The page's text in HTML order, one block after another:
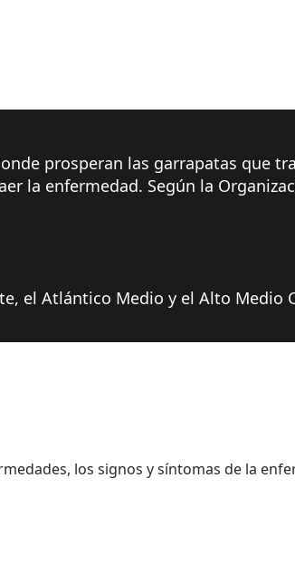
prosperan las garrapatas que
la enfermedad. Según la
el Atlántico Medio y el Alto Medio
los signos y síntomas de la